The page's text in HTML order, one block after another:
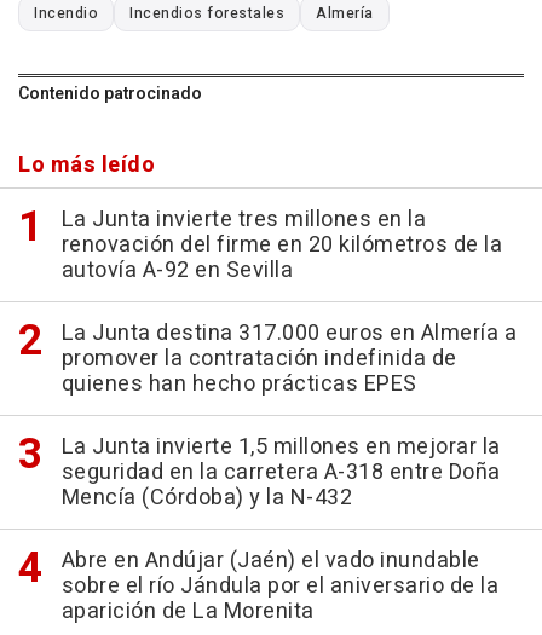
Incendio Incendios forestales Almería
Contenido patrocinado
Lo más leído
La Junta invierte tres millones en la
renovación del firme en 20 kilómetros de la
autovía A-92 en Sevilla
La Junta destina 317.000 euros en Almería a
promover la contratación indefinida de
quienes han hecho prácticas EPES
La Junta invierte 1,5 millones en mejorar la
seguridad en la carretera A-318 entre Doña
Mencía (Córdoba) y la N-432
Abre en Andújar (Jaén) el vado inundable
sobre el río Jándula por el aniversario de la
aparición de La Morenita